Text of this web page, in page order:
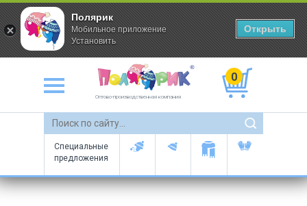
Оптово-производственная компания
0
Специальные
предложения
Полярик
Мобильное приложение
Установить
Открыть